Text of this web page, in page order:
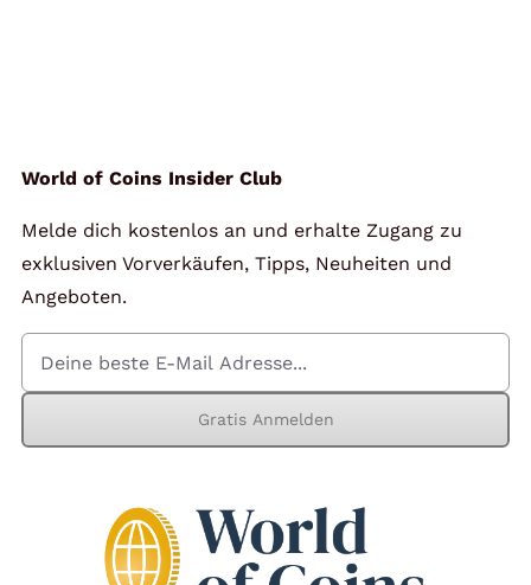
World of Coins Insider Club
Melde dich kostenlos an und erhalte Zugang zu
exklusiven Vorverkäufen, Tipps, Neuheiten und
Angeboten.
Gratis Anmelden